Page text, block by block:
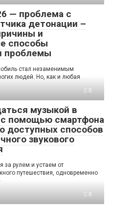
— проблема с
детонации –
и
способы
проблемы
стал незаменимым
людей. Но, как и любая
0
музыкой в
помощью смартфона
доступных способов
звукового
за рулем и устаем от
путешествия, одновременно
0